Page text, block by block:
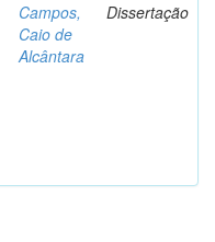
Campos,
Caio de
Alcântara
Dissertação